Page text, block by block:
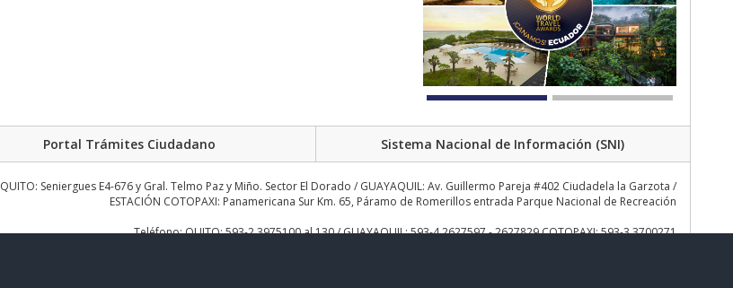
Portal Trámites Ciudadano Sistema Nacional de Información (SNI)
QUITO: Seniergues E4-676 y Gral. Telmo Paz y Miño. Sector El Dorado / GUAYAQUIL: Av. Guillermo Pareja #402 Ciudadela la Garzota /
ESTACIÓN COTOPAXI: Panamericana Sur Km. 65, Páramo de Romerillos entrada Parque Nacional de Recreación
Teléfono: QUITO: 593-2 3975100 al 130 / GUAYAQUIL: 593-4 2627597 - 2627829 COTOPAXI: 593-3 3700271